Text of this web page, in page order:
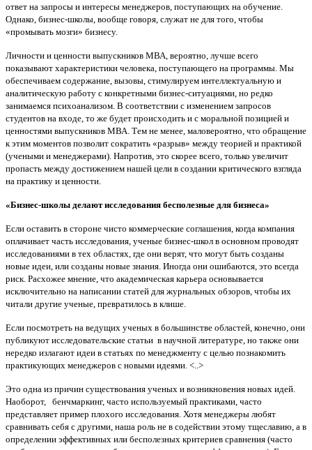
ответ на запросы и интересы менеджеров, поступающих на обучение.
Однако, бизнес-школы, вообще говоря, служат не для того, чтобы
«промывать мозги» бизнесу.
Личности и ценности выпускников МВА, вероятно, лучше всего
показывают характеристики человека, поступающего на программы. Мы
обеспечиваем содержание, вызовы, стимулируем интеллектуальную и
аналитическую работу с конкретными бизнес-ситуациями, но редко
занимаемся психоанализом. В соответствии с изменением запросов
студентов на входе, то же будет происходить и с моральной позицией и
ценностями выпускников МВА. Тем не менее, маловероятно, что обращение
к этим моментов позволит сократить «разрыв» между теорией и практикой
(учеными и менеджерами). Напротив, это скорее всего, только увеличит
пропасть между достижением нашей цели в создании критического взгляда
на практику и ценности.
«Бизнес-школы делают исследования бесполезные для бизнеса»
Если оставить в стороне чисто коммерческие соглашения, когда компания
оплачивает часть исследования, ученые бизнес-школ в основном проводят
исследованиями в тех областях, где они верят, что могут быть созданы
новые идеи, или созданы новые знания. Иногда они ошибаются, это всегда
риск. Расхожее мнение, что академическая карьера основывается
исключительно на написании статей для журнальных обзоров, чтобы их
читали другие ученые, превратилось в клише.
Если посмотреть на ведущих ученых в большинстве областей, конечно, они
публикуют исследовательские статьи в научной литературе, но также они
нередко излагают идеи в статьях по менеджменту с целью познакомить
практикующих менеджеров с новыми идеями. <..>
Это одна из причин существования ученых и возникновения новых идей.
Наоборот, бенчмаркинг, часто используемый практиками, часто
представляет пример плохого исследования. Хотя менеджеры любят
сравнивать себя с другими, наша роль не в содействии этому тщеславию, а в
определении эффективных или бесполезных критериев сравнения (часто